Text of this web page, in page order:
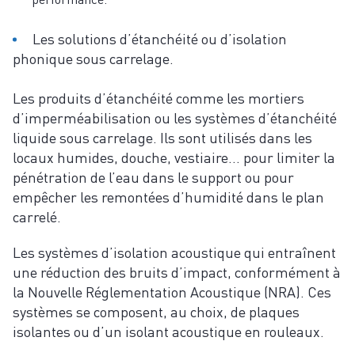
Les solutions d’étanchéité ou d’isolation
phonique sous carrelage.
Les produits d’étanchéité comme les mortiers
d’imperméabilisation ou les systèmes d’étanchéité
liquide sous carrelage. Ils sont utilisés dans les
locaux humides, douche, vestiaire… pour limiter la
pénétration de l’eau dans le support ou pour
empêcher les remontées d’humidité dans le plan
carrelé.
Les systèmes d’isolation acoustique qui entraînent
une réduction des bruits d’impact, conformément à
la Nouvelle Réglementation Acoustique (NRA). Ces
systèmes se composent, au choix, de plaques
isolantes ou d’un isolant acoustique en rouleaux.